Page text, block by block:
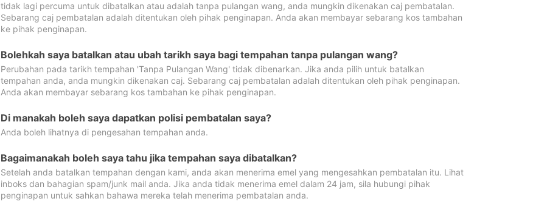
tidak lagi percuma untuk dibatalkan atau adalah tanpa pulangan wang, anda mungkin dikenakan caj pembatalan.
Sebarang caj pembatalan adalah ditentukan oleh pihak penginapan. Anda akan membayar sebarang kos tambahan
ke pihak penginapan.
Bolehkah saya batalkan atau ubah tarikh saya bagi tempahan tanpa pulangan wang?
Perubahan pada tarikh tempahan 'Tanpa Pulangan Wang' tidak dibenarkan. Jika anda pilih untuk batalkan
tempahan anda, anda mungkin dikenakan caj. Sebarang caj pembatalan adalah ditentukan oleh pihak penginapan.
Anda akan membayar sebarang kos tambahan ke pihak penginapan.
Di manakah boleh saya dapatkan polisi pembatalan saya?
Anda boleh lihatnya di pengesahan tempahan anda.
Bagaimanakah boleh saya tahu jika tempahan saya dibatalkan?
Setelah anda batalkan tempahan dengan kami, anda akan menerima emel yang mengesahkan pembatalan itu. Lihat
inboks dan bahagian spam/junk mail anda. Jika anda tidak menerima emel dalam 24 jam, sila hubungi pihak
penginapan untuk sahkan bahawa mereka telah menerima pembatalan anda.